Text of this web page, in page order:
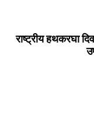
राष्ट्रीय हथकरघा